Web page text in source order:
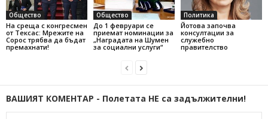
Общество
На среща с конгресмен
от Тексас: Мрежите на
Сорос трябва да бъдат
премахнати!
Общество
До 1 февруари се
приемат номинации за
„Наградата на Шумен
за социални услуги“
Политика
Йотова започва
консултации за
служебно
правителство
ВАШИЯТ КОМЕНТАР - Полетата НЕ са задължителни!